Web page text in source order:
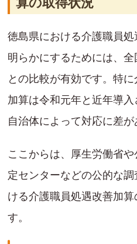
徳島県における介護職員
明らかにするためには、
との比較が有効です。特
加算は令和元年と近年導入
自治体によって対応に差が
ここからは、厚生労働省
定センターなどの公的な
ける介護職員処遇改善加
す。